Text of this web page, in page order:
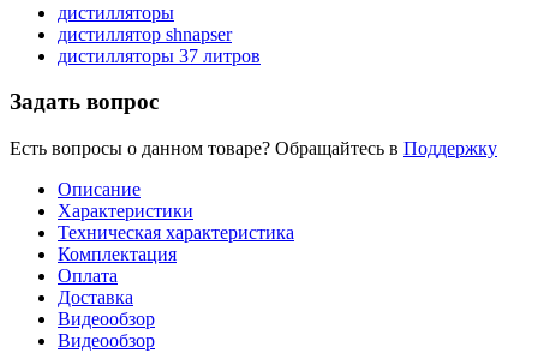
дистилляторы
дистиллятор shnapser
дистилляторы 37 литров
Задать вопрос
Есть вопросы о данном товаре? Обращайтесь в Поддержку
Описание
Характеристики
Техническая характеристика
Комплектация
Оплата
Доставка
Видеообзор
Видеообзор